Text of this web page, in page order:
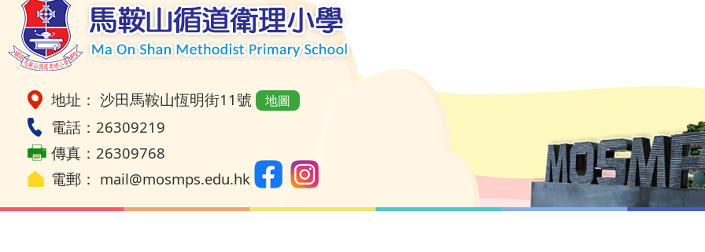
地址： 沙田馬鞍山恆明街11號 地圖
電話：26309219
傳真：26309768
電郵： mail@mosmps.edu.hk